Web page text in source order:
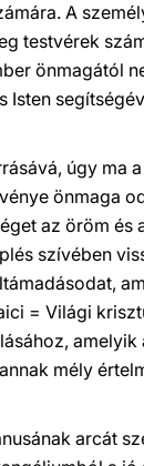
A
testvérek
önmagától
úgy ma
önmaga
az öröm és
szívében
= Világi
mély
arcát